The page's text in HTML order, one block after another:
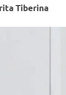
Tiberina